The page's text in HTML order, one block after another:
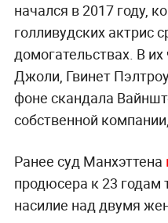
начался в 2017 году,
голливудских актрис
домогательствах. В
Джоли, Гвинет
фоне скандала
собственной
Ранее суд Манхэттена
продюсера к 23
насилие над двумя